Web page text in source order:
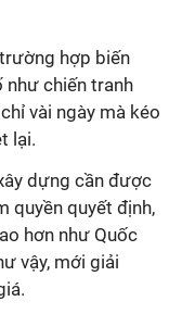
hợp biến
như chiến tranh
vài ngày mà kéo
lại.
dựng cần được
quyền quyết định,
hơn như Quốc
vậy, mới giải